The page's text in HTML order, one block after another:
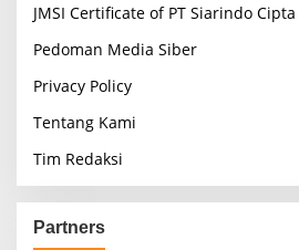
JMSI Certificate of PT Siarindo
Pedoman Media Siber
Privacy Policy
Tentang Kami
Tim Redaksi
Partners